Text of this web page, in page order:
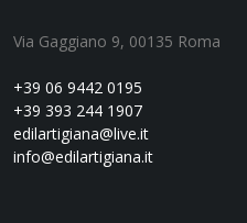
Via Gaggiano 9, 00135 Roma
+39 06 9442 0195
+39 393 244 1907
edilartigiana@live.it
info@edilartigiana.it